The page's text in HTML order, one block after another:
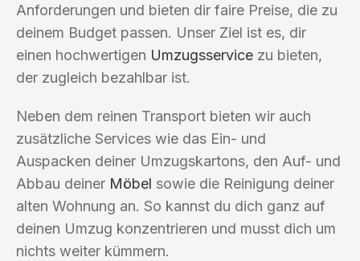
Anforderungen und bieten dir faire Preise, die zu
deinem Budget passen. Unser Ziel ist es, dir
einen hochwertigen Umzugsservice zu bieten,
der zugleich bezahlbar ist.
Neben dem reinen Transport bieten wir auch
zusätzliche Services wie das Ein- und
Auspacken deiner Umzugskartons, den Auf- und
Abbau deiner Möbel sowie die Reinigung deiner
alten Wohnung an. So kannst du dich ganz auf
deinen Umzug konzentrieren und musst dich um
nichts weiter kümmern.